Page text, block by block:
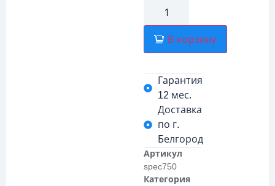
В корзину
Гарантия
12 мес.
Доставка
по г.
Белгород
Артикул
spec750
Категория